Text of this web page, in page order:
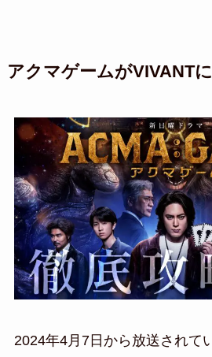
アクマゲームがVIVANT
2024年4月7日から放送されて